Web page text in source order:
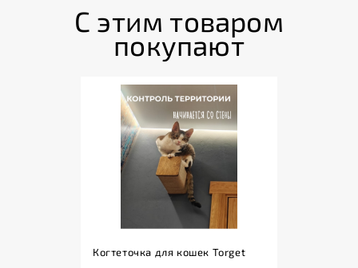
С этим товаром
покупают
Когтеточка для кошек Torget